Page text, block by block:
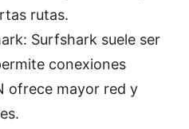
rutas.
Surfshark suele ser
conexiones
ofrece mayor red y